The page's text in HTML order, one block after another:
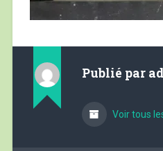
Publié par
Voir tous